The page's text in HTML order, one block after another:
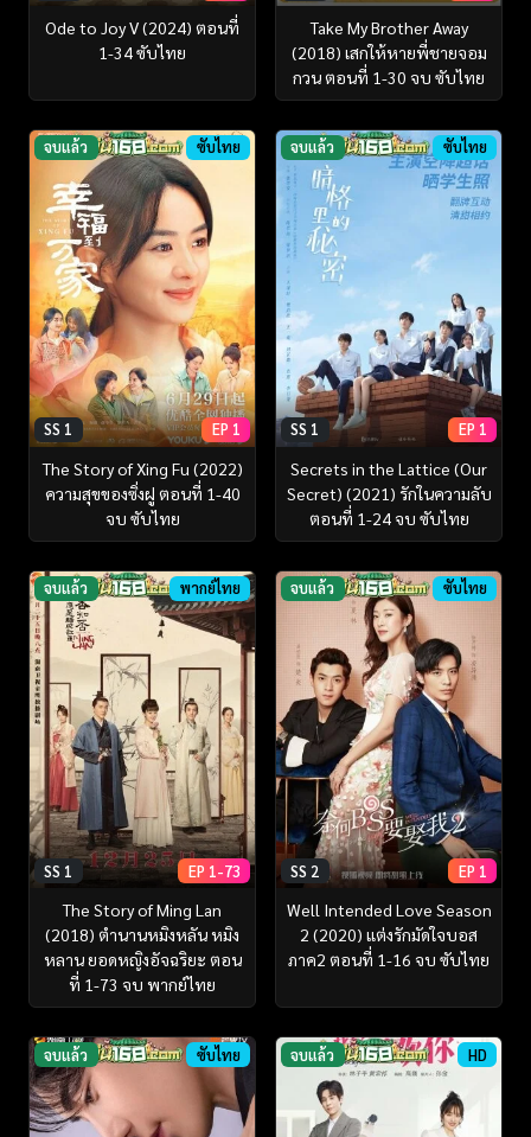
Ode to Joy V (2024) ตอนที่
1-34 ซับไทย
Take My Brother Away
(2018) เสกให้หายพี่ชายจอม
กวน ตอนที่ 1-30 จบ ซับไทย
จบแล้ว ซับไทย
SS 1 EP 1
The Story of Xing Fu (2022)
ความสุขของซิ่งฝู ตอนที่ 1-40
จบ ซับไทย
จบแล้ว ซับไทย
SS 1 EP 1
Secrets in the Lattice (Our
Secret) (2021) รักในความลับ
ตอนที่ 1-24 จบ ซับไทย
จบแล้ว พากย์ไทย
SS 1 EP 1-73
The Story of Ming Lan
(2018) ตำนานหมิงหลัน หมิง
หลาน ยอดหญิงอัจฉริยะ ตอน
ที่ 1-73 จบ พากย์ไทย
จบแล้ว ซับไทย
SS 2 EP 1
Well Intended Love Season
2 (2020) แต่งรักมัดใจบอส
ภาค2 ตอนที่ 1-16 จบ ซับไทย
จบแล้ว ซับไทย จบแล้ว HD